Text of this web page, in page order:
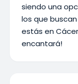
siendo una
los que
estás en
encantará!